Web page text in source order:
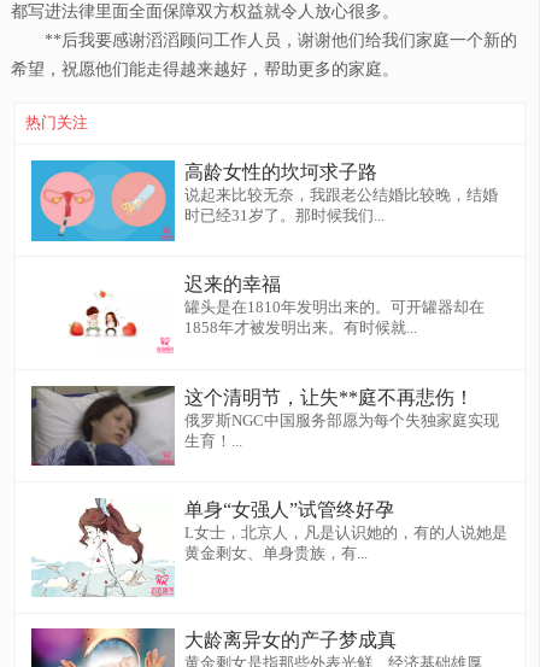
都写进法律里面全面保障双方权益就令人放心很多。
**后我要感谢滔滔顾问工作人员，谢谢他们给我们家庭一个新的
希望，祝愿他们能走得越来越好，帮助更多的家庭。
热门关注
高龄女性的坎坷求子路
说起来比较无奈，我跟老公结婚比较晚，结婚
时已经31岁了。那时候我们...
迟来的幸福
罐头是在1810年发明出来的。可开罐器却在
1858年才被发明出来。有时候就...
这个清明节，让失**庭不再悲伤！
俄罗斯NGC中国服务部愿为每个失独家庭实现
生育！...
单身“女强人”试管终好孕
L女士，北京人，凡是认识她的，有的人说她是
黄金剩女、单身贵族，有...
大龄离异女的产子梦成真